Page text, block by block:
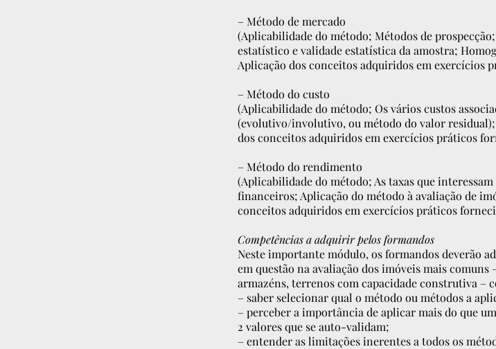
– Método de mercado
(Aplicabilidade do método; Métodos de
estatístico e validade estatística da amostra;
Aplicação dos conceitos adquiridos em exercícios
– Método do custo
(Aplicabilidade do método; Os vários custos
(evolutivo/involutivo, ou método do valor
dos conceitos adquiridos em exercícios práticos
– Método do rendimento
(Aplicabilidade do método; As taxas que
financeiros; Aplicação do método à avaliação de
conceitos adquiridos em exercícios práticos
Competências a adquirir pelos formandos
Neste importante módulo, os formandos deverão
em questão na avaliação dos imóveis mais
armazéns, terrenos com capacidade construtiva –
– saber selecionar qual o método ou métodos a
– perceber a importância de aplicar mais do que
2 valores que se auto-validam;
– entender as limitações inerentes a todos os